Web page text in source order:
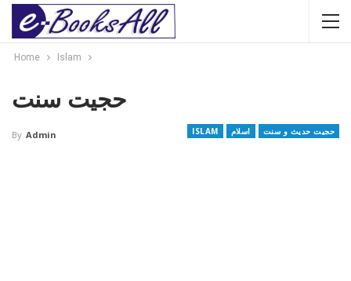
Home Islam
حجیت سنت
ISLAM اسلام حجیت حدیث و سنت By Admin